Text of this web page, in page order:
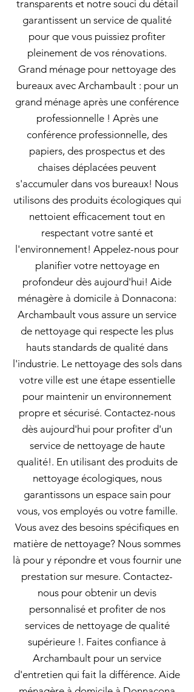
transparents et notre souci du détail
garantissent un service de qualité
pour que vous puissiez profiter
pleinement de vos rénovations.
Grand ménage pour nettoyage des
bureaux avec Archambault : pour un
grand ménage après une conférence
professionnelle ! Après une
conférence professionnelle, des
papiers, des prospectus et des
chaises déplacées peuvent
s'accumuler dans vos bureaux! Nous
utilisons des produits écologiques qui
nettoient efficacement tout en
respectant votre santé et
l'environnement! Appelez-nous pour
planifier votre nettoyage en
profondeur dès aujourd'hui! Aide
ménagère à domicile à Donnacona:
Archambault vous assure un service
de nettoyage qui respecte les plus
hauts standards de qualité dans
l'industrie. Le nettoyage des sols dans
votre ville est une étape essentielle
pour maintenir un environnement
propre et sécurisé. Contactez-nous
dès aujourd'hui pour profiter d'un
service de nettoyage de haute
qualité!. En utilisant des produits de
nettoyage écologiques, nous
garantissons un espace sain pour
vous, vos employés ou votre famille.
Vous avez des besoins spécifiques en
matière de nettoyage? Nous sommes
là pour y répondre et vous fournir une
prestation sur mesure. Contactez-
nous pour obtenir un devis
personnalisé et profiter de nos
services de nettoyage de qualité
supérieure !. Faites confiance à
Archambault pour un service
d'entretien qui fait la différence. Aide